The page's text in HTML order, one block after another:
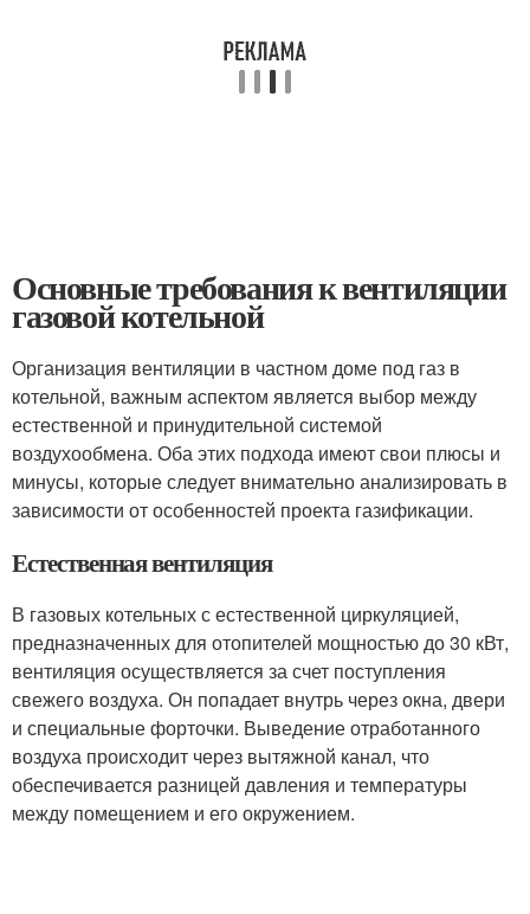
Основные требования к вентиляции
газовой котельной
Организация вентиляции в частном доме под газ в
котельной, важным аспектом является выбор между
естественной и принудительной системой
воздухообмена. Оба этих подхода имеют свои плюсы и
минусы, которые следует внимательно анализировать в
зависимости от особенностей проекта газификации.
Естественная вентиляция
В газовых котельных с естественной циркуляцией,
предназначенных для отопителей мощностью до 30 кВт,
вентиляция осуществляется за счет поступления
свежего воздуха. Он попадает внутрь через окна, двери
и специальные форточки. Выведение отработанного
воздуха происходит через вытяжной канал, что
обеспечивается разницей давления и температуры
между помещением и его окружением.